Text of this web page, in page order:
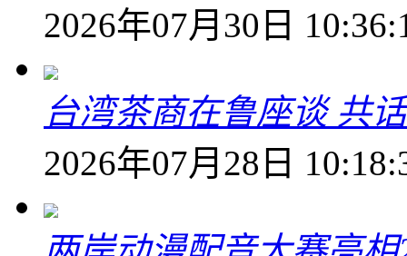
2026年07月30日
台湾茶商在鲁座谈 共
2026年07月28日